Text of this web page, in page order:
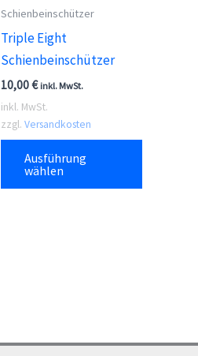
Schienbeinschützer
Triple Eight
Schienbeinschützer
10,00€ inkl. MwSt.
inkl. MwSt.
zzgl. Versandkosten
Ausführung
wählen
Dieses
weist
auf